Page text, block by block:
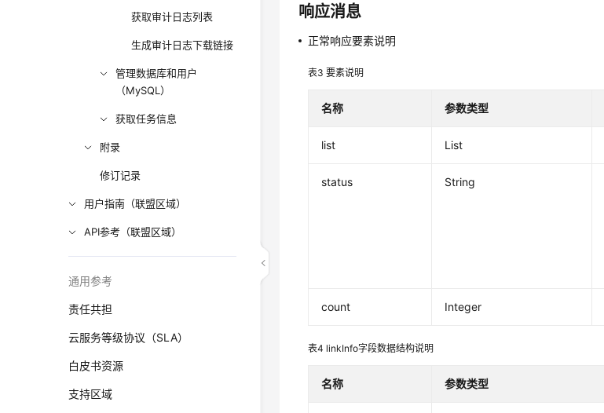
获取审计日志列表
生成审计日志下载链接
管理数据库和用户
（MySQL）
获取任务信息
附录
修订记录
用户指南（联盟区域）
API参考（联盟区域）
通用参考
责任共担
云服务等级协议（SLA）
白皮书资源
支持区域
响应消息
正常响应要素说明
表3要素说明
名称 参数类型
list List
status String
count Integer
表4 linkInfo字段数据结构说明
名称 参数类型